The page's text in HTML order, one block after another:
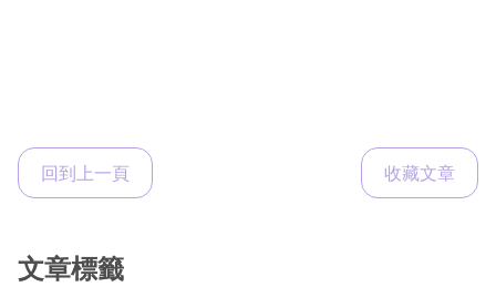
回到上一頁 收藏文章
文章標籤